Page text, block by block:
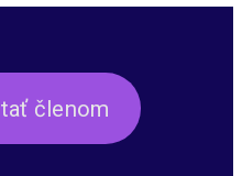
členom